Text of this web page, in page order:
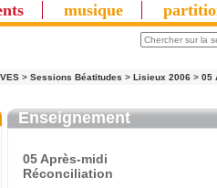
musique
> Sessions Béatitudes > Lisieux 2006 > 05
Enseignement
05 Après-midi
Réconciliation